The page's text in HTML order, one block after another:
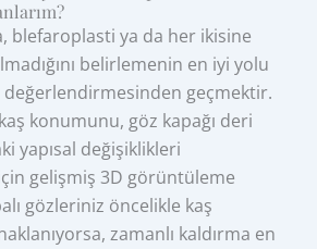
blefaroplasti ya da her ikisine
belirlemenin en iyi yolu
değerlendirmesinden geçmektir.
konumunu, göz kapağı deri
yapısal değişiklikleri
gelişmiş 3D görüntüleme
gözleriniz öncelikle kaş
zamanlı kaldırma en